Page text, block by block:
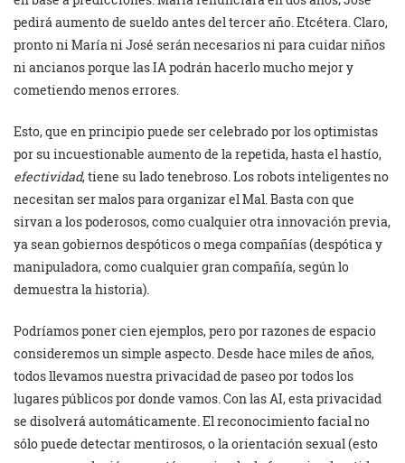
pedirá aumento de sueldo antes del tercer año. Etcétera. Claro,
pronto ni María ni José serán necesarios ni para cuidar niños
ni ancianos porque las IA podrán hacerlo mucho mejor y
cometiendo menos errores.
Esto, que en principio puede ser celebrado por los optimistas
por su incuestionable aumento de la repetida, hasta el hastío,
efectividad, tiene su lado tenebroso. Los robots inteligentes no
necesitan ser malos para organizar el Mal. Basta con que
sirvan a los poderosos, como cualquier otra innovación previa,
ya sean gobiernos despóticos o mega compañías (despótica y
manipuladora, como cualquier gran compañía, según lo
demuestra la historia).
Podríamos poner cien ejemplos, pero por razones de espacio
consideremos un simple aspecto. Desde hace miles de años,
todos llevamos nuestra privacidad de paseo por todos los
lugares públicos por donde vamos. Con las AI, esta privacidad
se disolverá automáticamente. El reconocimiento facial no
sólo puede detectar mentirosos, o la orientación sexual (esto